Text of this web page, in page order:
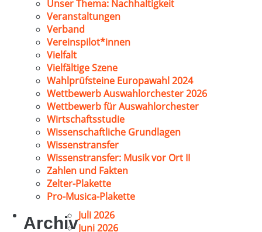
Unser Thema: Nachhaltigkeit
Veranstaltungen
Verband
Vereinspilot*innen
Vielfalt
Vielfältige Szene
Wahlprüfsteine Europawahl 2024
Wettbewerb Auswahlorchester 2026
Wettbewerb für Auswahlorchester
Wirtschaftsstudie
Wissenschaftliche Grundlagen
Wissenstransfer
Wissenstransfer: Musik vor Ort II
Zahlen und Fakten
Zelter-Plakette
Pro-Musica-Plakette
ArchivJuli 2026
Juni 2026